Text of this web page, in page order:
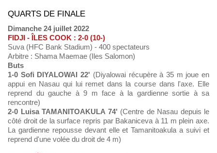
QUARTS DE FINALE
Dimanche 24 juillet 2022
FIDJI - ÎLES COOK : 2-0 (10-)
Suva (HFC Bank Stadium) - 400 spectateurs
Arbitre : Shama Maemae (Iles Salomon)
Buts
1-0 Sofi DIYALOWAI 22' (Diyalowai récupère à 35 m joue en
appui en Nasau qui lui remet dans la course dans l'axe. Elle
reprend du gauche à 9 m face à la gardienne sortie à sa
rencontre)
2-0 Luisa TAMANITOAKULA 74' (Centre de Nasau depuis le
côté droit de la surface repris par Bakaniceva à 11 m plein axe.
La gardienne repousse devant elle et Tamanitoakula a suivi et
reprend d'une volée du droit de 4 m)